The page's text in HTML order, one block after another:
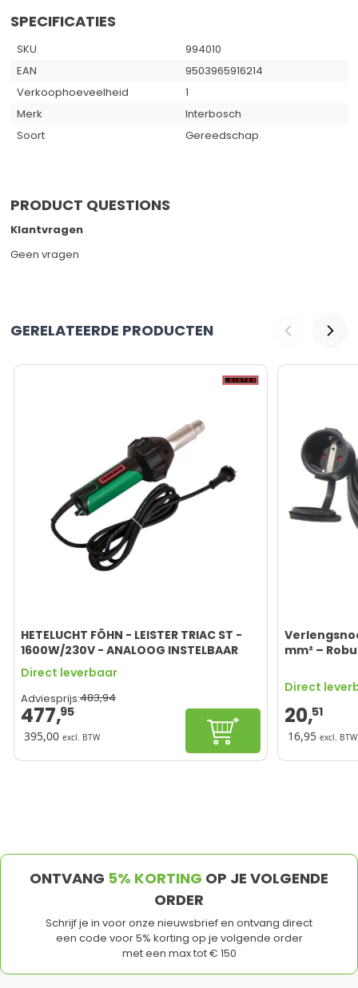
SPECIFICATIES
SKU
994010
EAN
9503965916214
Verkoophoeveelheid
1
Merk
Interbosch
Soort
Gereedschap
PRODUCT QUESTIONS
Klantvragen
Geen vragen
GERELATEERDE PRODUCTEN
HETELUCHT FÖHN - LEISTER TRIAC ST -
1600W/230V - ANALOOG INSTELBAAR
Direct leverbaar
Adviesprijs:483,94
477,95
395,00 excl. BTW In winkelwagen
mm² –
Direct
20,51
16,95 excl. BTW
ONTVANG 5% KORTING OP JE VOLGENDE
ORDER
Schrijf je in voor onze nieuwsbrief en ontvang direct
een code voor 5% korting op je volgende order
met een max tot € 150